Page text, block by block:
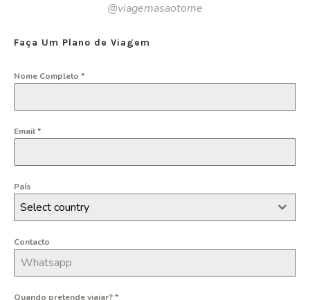
@viagemasaotome
Faça Um Plano de Viagem
Nome Completo *
Email*
País
Select country
Contacto
Quando pretende viajar?*